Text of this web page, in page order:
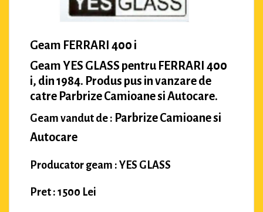
Geam FERRARI 400 i
Geam YES GLASS pentru FERRARI 400
i, din 1984. Produs pus in vanzare de
catre Parbrize Camioane si Autocare.
Geam vandut de : Parbrize Camioane si
Autocare
Producator geam : YES GLASS
Pret : 1500 Lei